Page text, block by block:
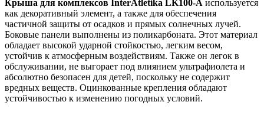
Крыша для комплексов InterAtletika LK100-A используется
как декоративный элемент, а также для обеспечения
частичной защиты от осадков и прямых солнечных лучей.
Боковые панели выполнены из поликарбоната. Этот материал
обладает высокой ударной стойкостью, легким весом,
устойчив к атмосферным воздействиям. Также он легок в
обслуживании, не выгорает под влиянием ультрафиолета и
абсолютно безопасен для детей, поскольку не содержит
вредных веществ. Оцинкованные крепления обладают
устойчивостью к изменению погодных условий.